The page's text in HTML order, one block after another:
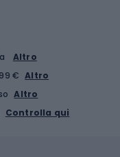
Altro
€ Altro
Altro
Controlla qui